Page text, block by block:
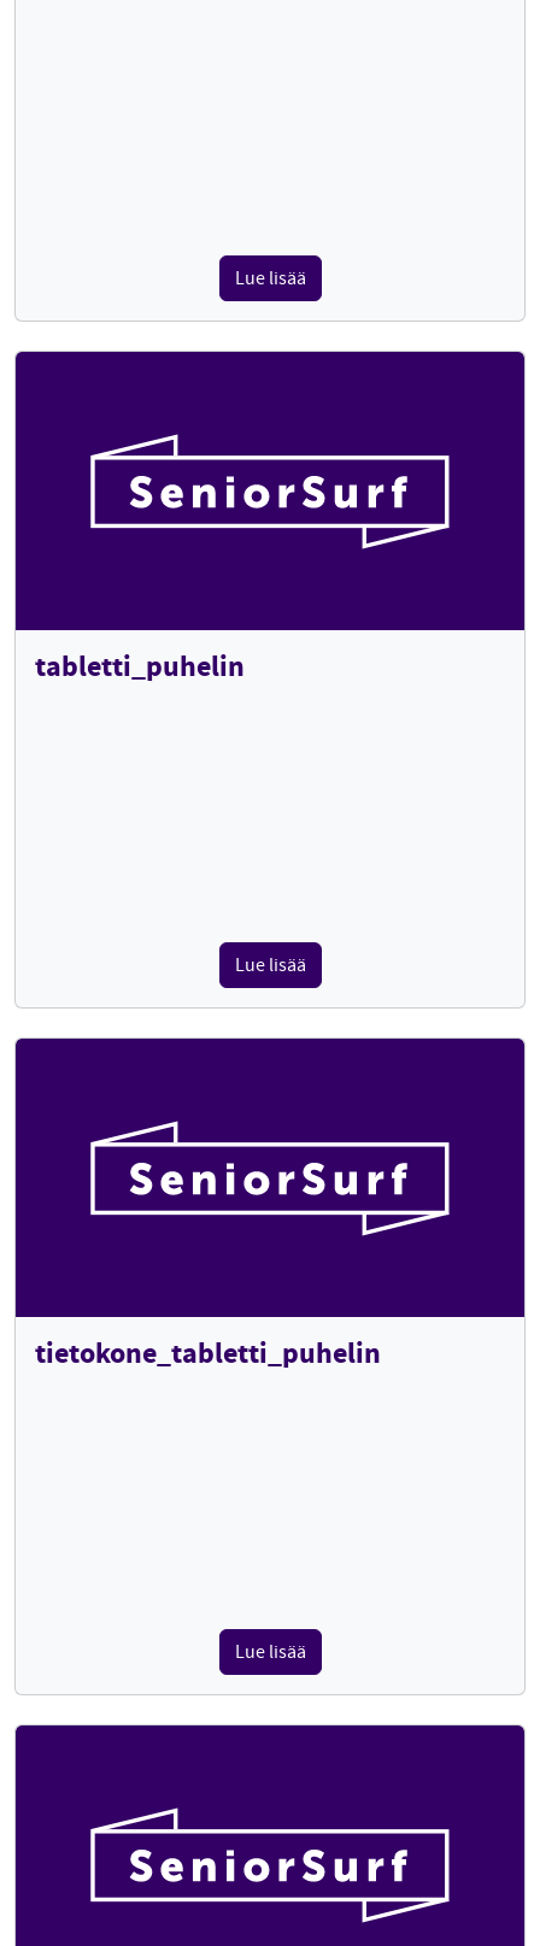
Lue lisää
tabletti_puhelin
Lue lisää
tietokone_tabletti_puhelin
Lue lisää